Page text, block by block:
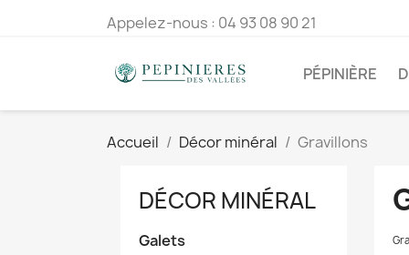
Appelez-nous : 04 93 08 90 21
PÉPINIÈRE
Accueil Décor minéral Gravillons
DÉCOR MINÉRAL
Galets